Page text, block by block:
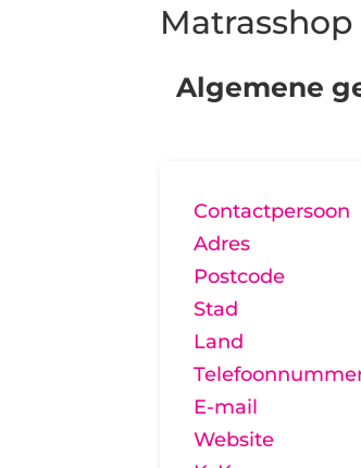
Matrasshop
Algemene
Contactpersoon
Adres
Postcode
Stad
Land
E-mail
Website